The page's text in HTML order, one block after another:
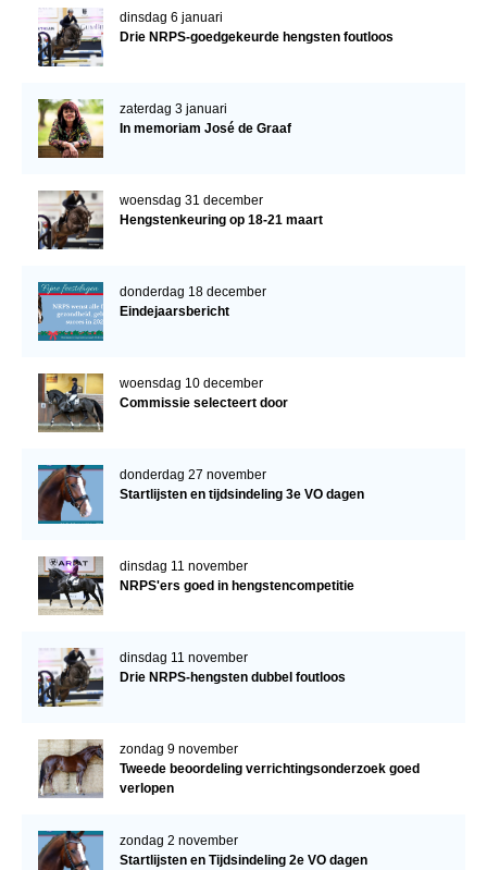
dinsdag 6 januari
Drie NRPS-goedgekeurde hengsten foutloos
zaterdag 3 januari
In memoriam José de Graaf
woensdag 31 december
Hengstenkeuring op 18-21 maart
donderdag 18 december
Eindejaarsbericht
woensdag 10 december
Commissie selecteert door
donderdag 27 november
Startlijsten en tijdsindeling 3e VO dagen
dinsdag 11 november
NRPS'ers goed in hengstencompetitie
dinsdag 11 november
Drie NRPS-hengsten dubbel foutloos
zondag 9 november
Tweede beoordeling verrichtingsonderzoek goed
verlopen
zondag 2 november
Startlijsten en Tijdsindeling 2e VO dagen